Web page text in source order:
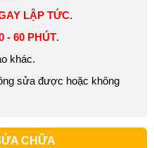
LẬP TỨC.
- 60 PHÚT.
khác.
sửa được hoặc không
CHỮA